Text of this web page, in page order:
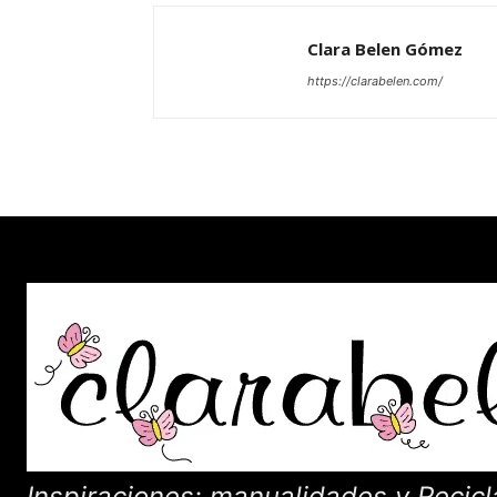
Clara Belen Gómez
https://clarabelen.com/